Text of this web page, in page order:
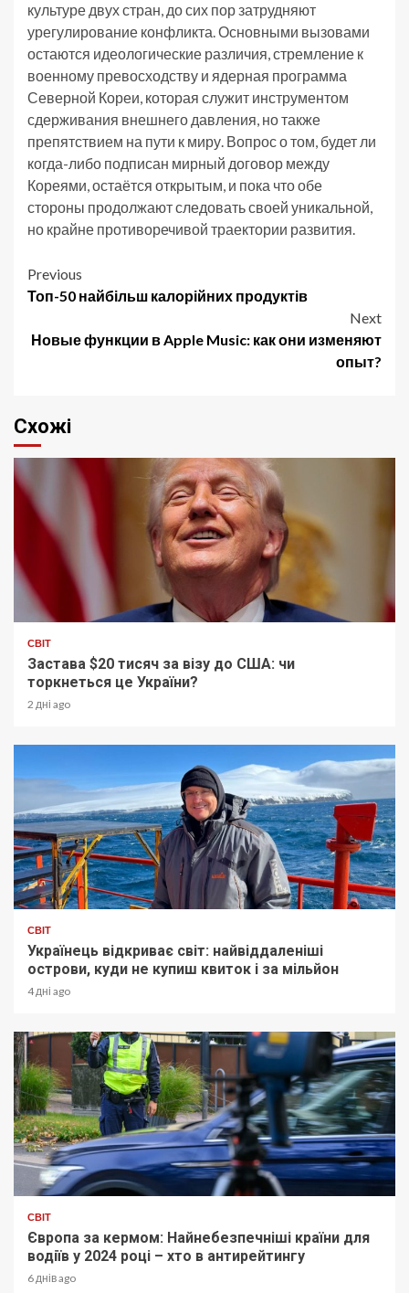
культуре двух стран, до сих пор затрудняют
урегулирование конфликта. Основными вызовами
остаются идеологические различия, стремление к
военному превосходству и ядерная программа
Северной Кореи, которая служит инструментом
сдерживания внешнего давления, но также
препятствием на пути к миру. Вопрос о том, будет ли
когда-либо подписан мирный договор между
Кореями, остаётся открытым, и пока что обе
стороны продолжают следовать своей уникальной,
но крайне противоречивой траектории развития.
Post
Previous
Топ-50 найбільш калорійних продуктів
Next
Новые функции в Apple Music: как они изменяют
опыт?
Схожі
СВІТ
Застава $20 тисяч за візу до США: чи
торкнеться це України?
2 дні ago
СВІТ
Українець відкриває світ: найвіддаленіші
острови, куди не купиш квиток і за мільйон
4 дні ago
СВІТ
Європа за кермом: Найнебезпечніші країни для
водіїв у 2024 році – хто в антирейтингу
6 днів ago